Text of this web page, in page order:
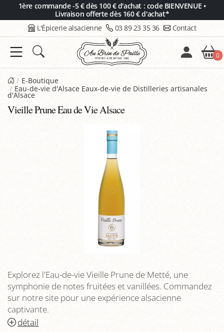
1ère commande -5 € dès 100 € d'achat : code BIENVENUE •
Livraison offerte dès 160 € d'achat*
L'Épicerie alsacienne 03 89 23 35 36 Contact
0
E-Boutique
Eau-de-vie d'Alsace Eaux-de-vie de Distilleries artisanales
d'Alsace
Vieille Prune Eau de Vie Alsace
Explorez l'Eau-de-vie Vieille Prune de Metté, une
symphonie de notes fruitées et vanillées. Commandez
sur notre site pour une expérience alsacienne
captivante.
détail
Panneau de gestion des cookies